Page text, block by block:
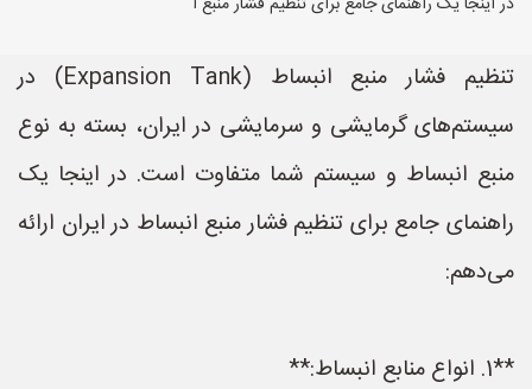
تنظیم فشار منبع انبساط (Expansion Tank) در
سیستم‌های گرمایشی و سرمایشی در ایران، بسته به نوع
منبع انبساط و سیستم شما متفاوت است. در اینجا یک
راهنمای جامع برای تنظیم فشار منبع انبساط در ایران ارائه
می‌دهم:
**1. انواع منابع انبساط:**